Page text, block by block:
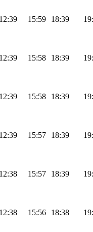
12:39 15:59 18:39
12:39 15:58 18:39
12:39 15:58 18:39
12:39 15:57 18:39
12:38 15:57 18:39
12:38 15:56 18:38